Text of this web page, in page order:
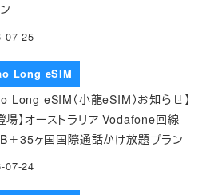
07-25
Long eSIM
Long eSIM（小龍eSIM）お知らせ】
場】オーストラリア Vodafone回線
＋35ヶ国国際通話かけ放題プラン
07-24